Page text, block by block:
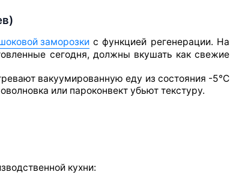
заморозкис функцией регенерации. На
сегодня, должны вкушать как свежие
вакуумированную еду из состояния -5°C
или пароконвект убьют текстуру.
кухни: